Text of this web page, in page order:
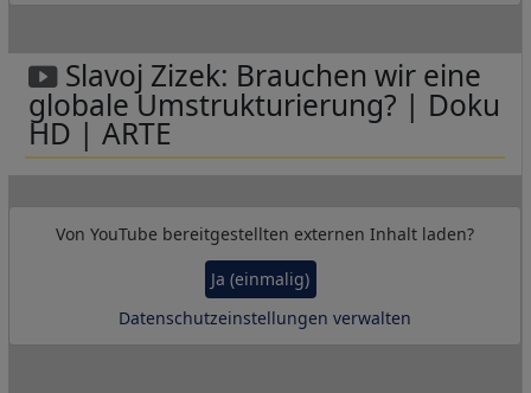
Slavoj Zizek: Brauchen wir eine
globale Umstrukturierung? | Doku
HD | ARTE
Von YouTube bereitgestellten externen Inhalt laden?
Ja (einmalig)
Datenschutzeinstellungen verwalten